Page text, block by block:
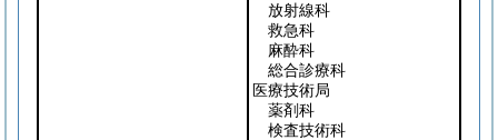
放射線科
救急科
麻酔科
総合診療科
医療技術局
薬剤科
検査技術科